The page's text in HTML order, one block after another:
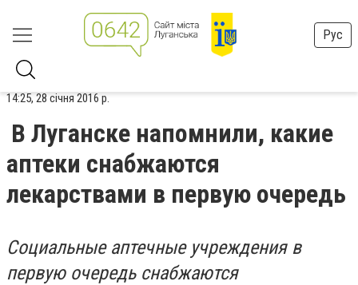
Рус
14:25, 28 січня 2016 р.
В Луганске напомнили, какие
аптеки снабжаются
лекарствами в первую очередь
Социальные аптечные учреждения в
первую очередь снабжаются